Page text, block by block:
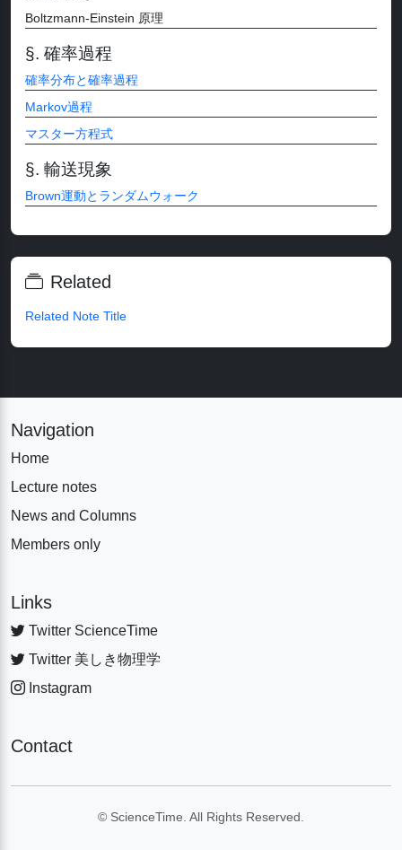
Boltzmann-Einstein 原理
確率過程
確率分布と確率過程
Markov過程
マスター方程式
輸送現象
Brown運動とランダムウォーク
Related
Related Note Title
Navigation
Home
Lecture notes
News and Columns
Members only
Links
Twitter ScienceTime
Twitter 美しき物理学
Instagram
Contact
© ScienceTime. All Rights Reserved.